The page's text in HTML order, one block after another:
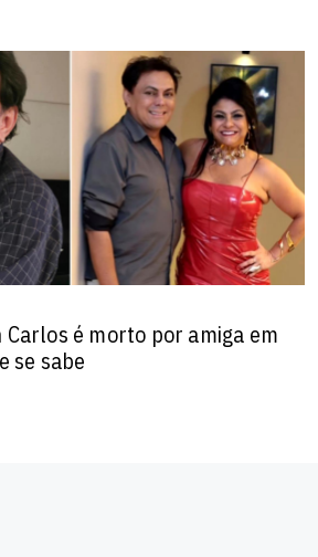
é morto por amiga em
se sabe